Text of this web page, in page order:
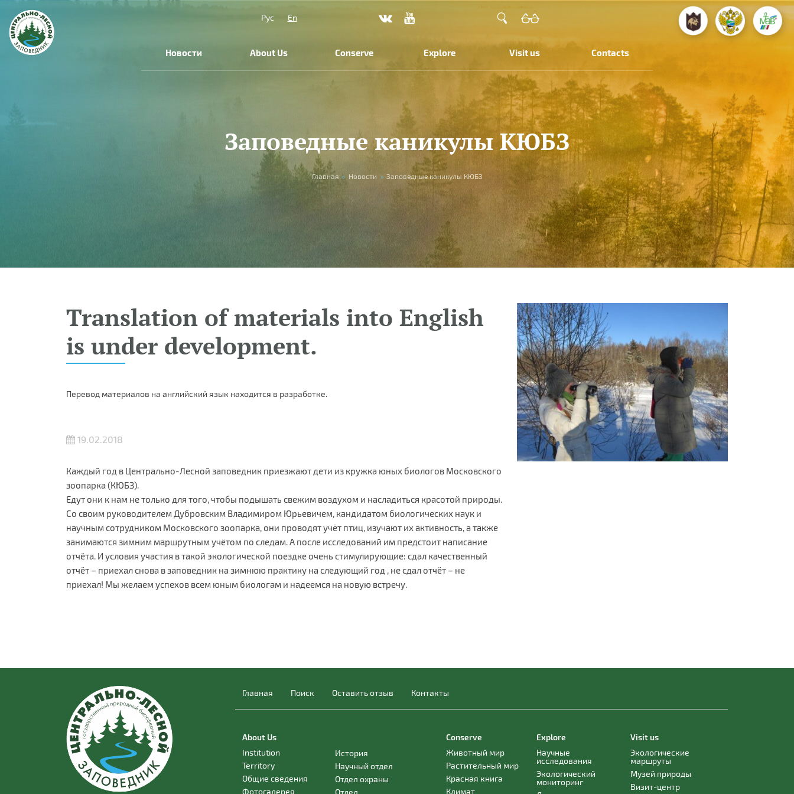
Рус
En
Новости About Us Conserve Explore Visit us Contacts
Заповедные каникулы КЮБЗ
Главная » Новости » Заповедные каникулы КЮБЗ
Translation of materials into English
is under development.
Перевод материалов на английский язык находится в разработке.
19.02.2018
Каждый год в Центрально-Лесной заповедник приезжают дети из кружка юных биологов Московского
зоопарка (КЮБЗ).
Едут они к нам не только для того, чтобы подышать свежим воздухом и насладиться красотой природы.
Со своим руководителем Дубровским Владимиром Юрьевичем, кандидатом биологических наук и
научным сотрудником Московского зоопарка, они проводят учёт птиц, изучают их активность, а также
занимаются зимним маршрутным учётом по следам. А после исследований им предстоит написание
отчёта. И условия участия в такой экологической поездке очень стимулирующие: сдал качественный
отчёт – приехал снова в заповедник на зимнюю практику на следующий год , не сдал отчёт – не
приехал! Мы желаем успехов всем юным биологам и надеемся на новую встречу.
Главная Поиск Оставить отзыв Контакты
About Us
Institution
Territory
Общие сведения
Фотогалерея
История
Научный отдел
Отдел охраны
Отдел
Conserve
Животный мир
Растительный мир
Красная книга
Климат
Explore
Научные
исследования
Экологический
мониторинг
Visit us
Экологические
маршруты
Музей природы
Визит-центр